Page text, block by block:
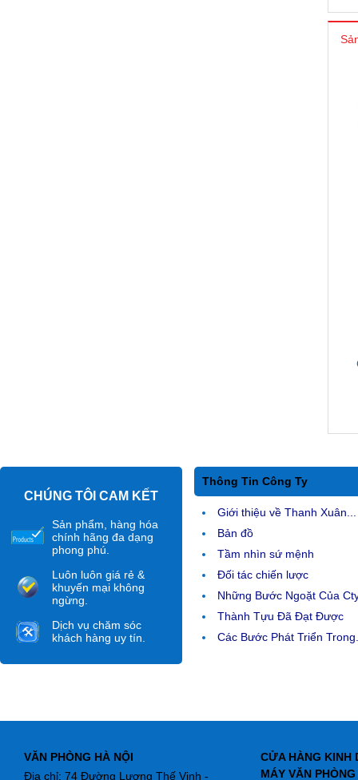
CHÚNG TÔI CAM KẾT
Sản phẩm, hàng hóa
chính hãng đa dạng
phong phú.
Luôn luôn giá rẻ &
khuyến mại không
ngừng.
Dịch vụ chăm sóc
khách hàng uy tín.
Thông Tin Công Ty
Giới thiệu về Thanh Xuân...
Bản đồ
Tầm nhìn sứ mệnh
Đối tác chiến lược
Những Bước Ngoặt Của
Thành Tựu Đã Đạt Được
Các Bước Phát Triển
VĂN PHÒNG HÀ NỘI
Địa chỉ: 74 Đường Lương Thế Vinh -
CỬA HÀNG KINH
MÁY VĂN PHÒNG